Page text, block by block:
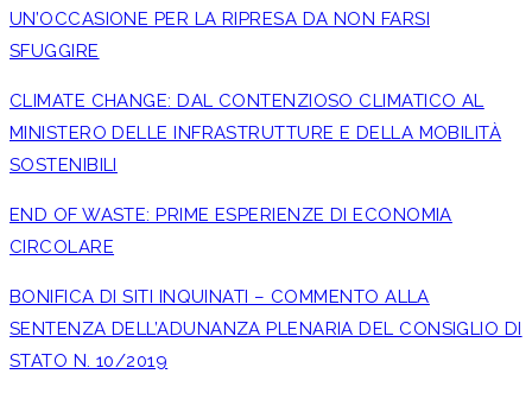
UN’OCCASIONE PER LA RIPRESA DA NON FARSI
SFUGGIRE
CLIMATE CHANGE: DAL CONTENZIOSO CLIMATICO AL
MINISTERO DELLE INFRASTRUTTURE E DELLA MOBILITÀ
SOSTENIBILI
END OF WASTE: PRIME ESPERIENZE DI ECONOMIA
CIRCOLARE
BONIFICA DI SITI INQUINATI – COMMENTO ALLA
SENTENZA DELL’ADUNANZA PLENARIA DEL CONSIGLIO DI
STATO N. 10/2019